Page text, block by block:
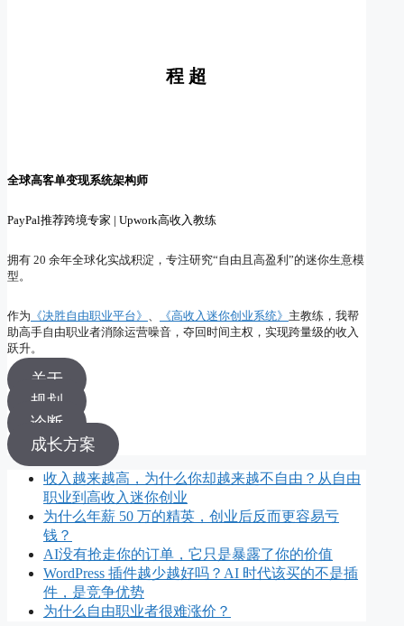
程 超
全球高客单变现系统架构师
PayPal推荐跨境专家 | Upwork高收入教练
拥有 20 余年全球化实战积淀，专注研究“自由且高盈利”的迷你生意模
型。
作为 《决胜自由职业平台》 《高收入迷你创业系统》 主教练，我帮
助高手自由职业者消除运营噪音，夺回时间主权，实现跨量级的收入
跃升。
关于
规划
诊断
成长方案
收入越来越高，为什么你却越来越不自由？从自由
职业到高收入迷你创业
为什么年薪 50 万的精英，创业后反而更容易亏
钱？
AI没有抢走你的订单，它只是暴露了你的价值
WordPress 插件越少越好吗？AI 时代该买的不是插
件，是竞争优势
为什么自由职业者很难涨价？